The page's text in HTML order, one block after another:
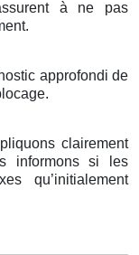
à ne pas
approfondi de
clairement
informons si les
qu’initialement